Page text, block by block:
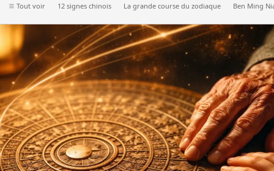
Tout voir 12 signes chinois La grande course du zodiaque Ben Ming